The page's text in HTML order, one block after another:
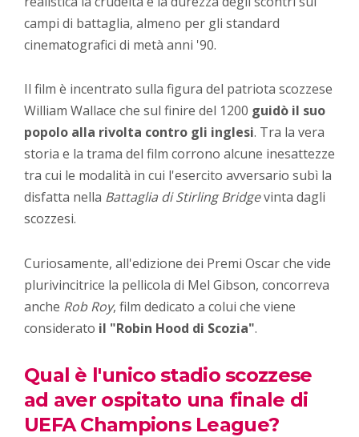
campi di battaglia, almeno per gli standard
cinematografici di metà anni '90.
Il film è incentrato sulla figura del patriota scozzese
William Wallace che sul finire del 1200 guidò il suo
popolo alla rivolta contro gli inglesi. Tra la vera
storia e la trama del film corrono alcune inesattezze
tra cui le modalità in cui l'esercito avversario subì la
disfatta nella Battaglia di Stirling Bridgevinta dagli
scozzesi.
Curiosamente, all'edizione dei Premi Oscar che vide
plurivincitrice la pellicola di Mel Gibson, concorreva
anche Rob Roy, film dedicato a colui che viene
considerato il "Robin Hood di Scozia".
Qual è l'unico stadio scozzese
ad aver ospitato una finale di
UEFA Champions League?